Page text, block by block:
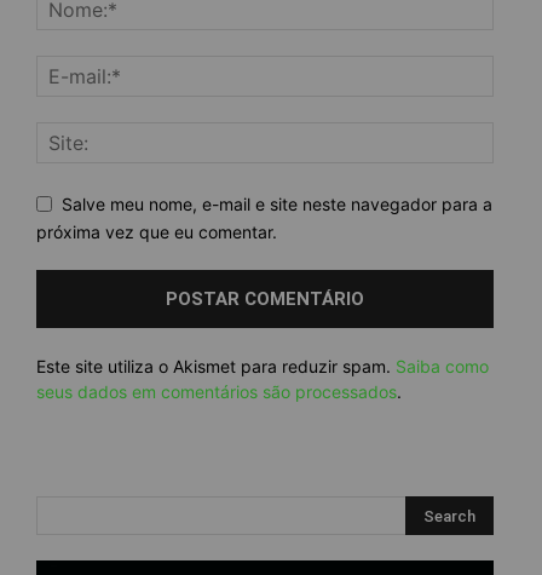
Salve meu nome, e-mail e site neste navegador para a
próxima vez que eu comentar.
Este site utiliza o Akismet para reduzir spam. Saiba como
seus dados em comentários são processados.